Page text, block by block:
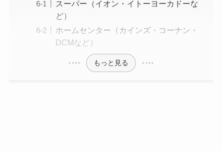
スーパー（イオン・イトーヨーカドーな
ど）
ホームセンター（カインズ・コーナン・
DCMなど）
もっと見る